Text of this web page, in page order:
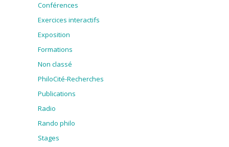
Conférences
Exercices interactifs
Exposition
Formations
Non classé
PhiloCité-Recherches
Publications
Radio
Rando philo
Stages